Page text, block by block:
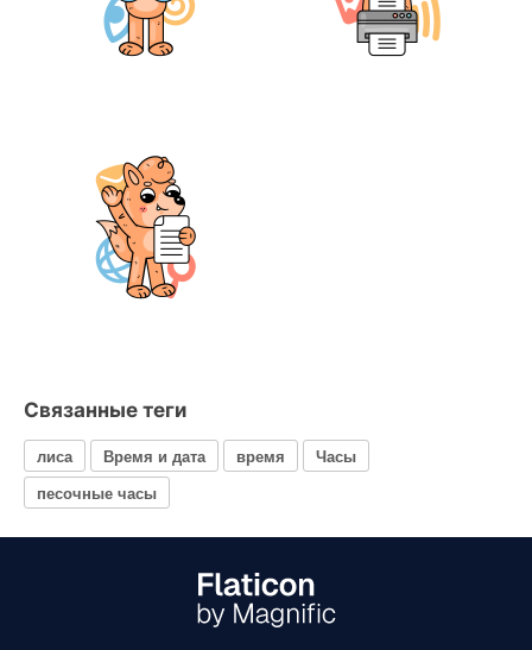
Связанные теги
лиса Время и дата время
Часы
песочные часы